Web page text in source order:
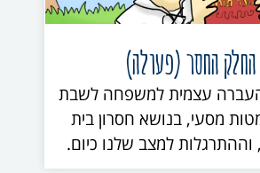
החלק החסר (פעולה)
עצמית למשפחה לשבת
מסעי, בנושא חסרון בית
למצב שלנו כיום.